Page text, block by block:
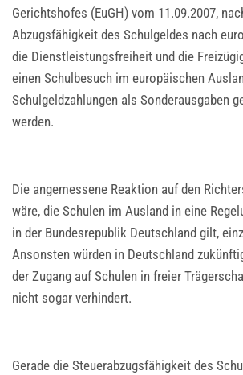
Gerichtshofes (EuGH) vom 11.09.2007,
Abzugsfähigkeit des Schulgeldes nach
die Dienstleistungsfreiheit und die
einen Schulbesuch im europäischen
Schulgeldzahlungen als Sonderausgaben
werden.
Die angemessene Reaktion auf den
wäre, die Schulen im Ausland in eine
in der Bundesrepublik Deutschland gilt,
Ansonsten würden in Deutschland
der Zugang auf Schulen in freier
nicht sogar verhindert.
Gerade die Steuerabzugsfähigkeit des